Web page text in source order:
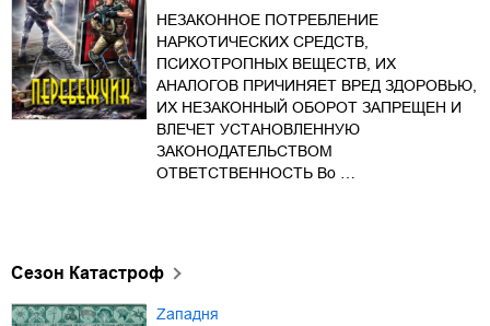
НЕЗАКОННОЕ ПОТРЕБЛЕНИЕ
НАРКОТИЧЕСКИХ СРЕДСТВ,
ПСИХОТРОПНЫХ ВЕЩЕСТВ, ИХ
АНАЛОГОВ ПРИЧИНЯЕТ ВРЕД ЗДОРОВЬЮ,
ИХ НЕЗАКОННЫЙ ОБОРОТ ЗАПРЕЩЕН И
ВЛЕЧЕТ УСТАНОВЛЕННУЮ
ЗАКОНОДАТЕЛЬСТВОМ
ОТВЕТСТВЕННОСТЬ Во …
Сезон Катастроф
Zападня